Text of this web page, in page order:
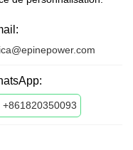
+861820350093